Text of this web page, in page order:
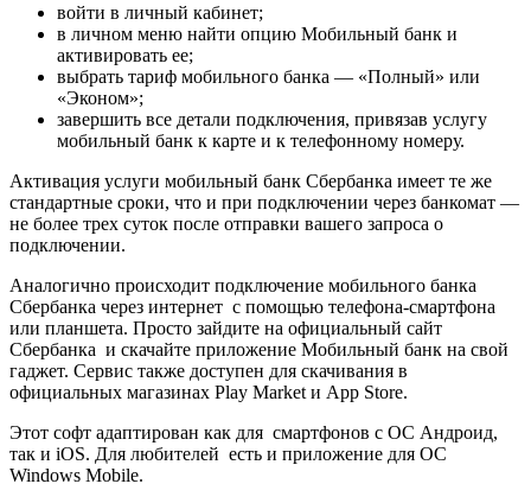
войти в личный кабинет;
в личном меню найти опцию Мобильный банк и
активировать ее;
выбрать тариф мобильного банка — «Полный» или
«Эконом»;
завершить все детали подключения, привязав услугу
мобильный банк к карте и к телефонному номеру.
Активация услуги мобильный банк Сбербанка имеет те же
стандартные сроки, что и при подключении через банкомат —
не более трех суток после отправки вашего запроса о
подключении.
Аналогично происходит подключение мобильного банка
Сбербанка через интернет с помощью телефона-смартфона
или планшета. Просто зайдите на официальный сайт
Сбербанка и скачайте приложение Мобильный банк на свой
гаджет. Сервис также доступен для скачивания в
официальных магазинах Play Market и App Store.
Этот софт адаптирован как для смартфонов с ОС Андроид,
так и iOS. Для любителей есть и приложение для ОС
Windows Mobile.